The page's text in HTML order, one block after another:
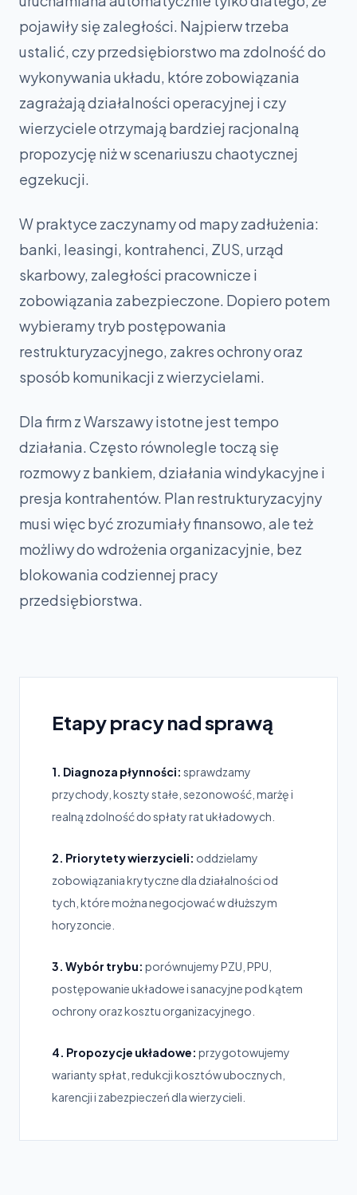
pojawiły się zaległości. Najpierw trzeba
ustalić, czy przedsiębiorstwo ma zdolność do
wykonywania układu, które zobowiązania
zagrażają działalności operacyjnej i czy
wierzyciele otrzymają bardziej racjonalną
propozycję niż w scenariuszu chaotycznej
egzekucji.
W praktyce zaczynamy od mapy zadłużenia:
banki, leasingi, kontrahenci, ZUS, urząd
skarbowy, zaległości pracownicze i
zobowiązania zabezpieczone. Dopiero potem
wybieramy tryb postępowania
restrukturyzacyjnego, zakres ochrony oraz
sposób komunikacji z wierzycielami.
Dla firm z Warszawy istotne jest tempo
działania. Często równolegle toczą się
rozmowy z bankiem, działania windykacyjne i
presja kontrahentów. Plan restrukturyzacyjny
musi więc być zrozumiały finansowo, ale też
możliwy do wdrożenia organizacyjnie, bez
blokowania codziennej pracy
przedsiębiorstwa.
Etapy pracy nad sprawą
1. Diagnoza płynności: sprawdzamy
przychody, koszty stałe, sezonowość, marżę i
realną zdolność do spłaty rat układowych.
2. Priorytety wierzycieli: oddzielamy
zobowiązania krytyczne dla działalności od
tych, które można negocjować w dłuższym
horyzoncie.
3. Wybór trybu: porównujemy PZU, PPU,
postępowanie układowe i sanacyjne pod kątem
ochrony oraz kosztu organizacyjnego.
4. Propozycje układowe: przygotowujemy
warianty spłat, redukcji kosztów ubocznych,
karencji i zabezpieczeń dla wierzycieli.